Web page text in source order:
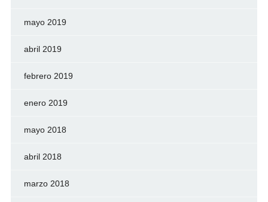
mayo 2019
abril 2019
febrero 2019
enero 2019
mayo 2018
abril 2018
marzo 2018